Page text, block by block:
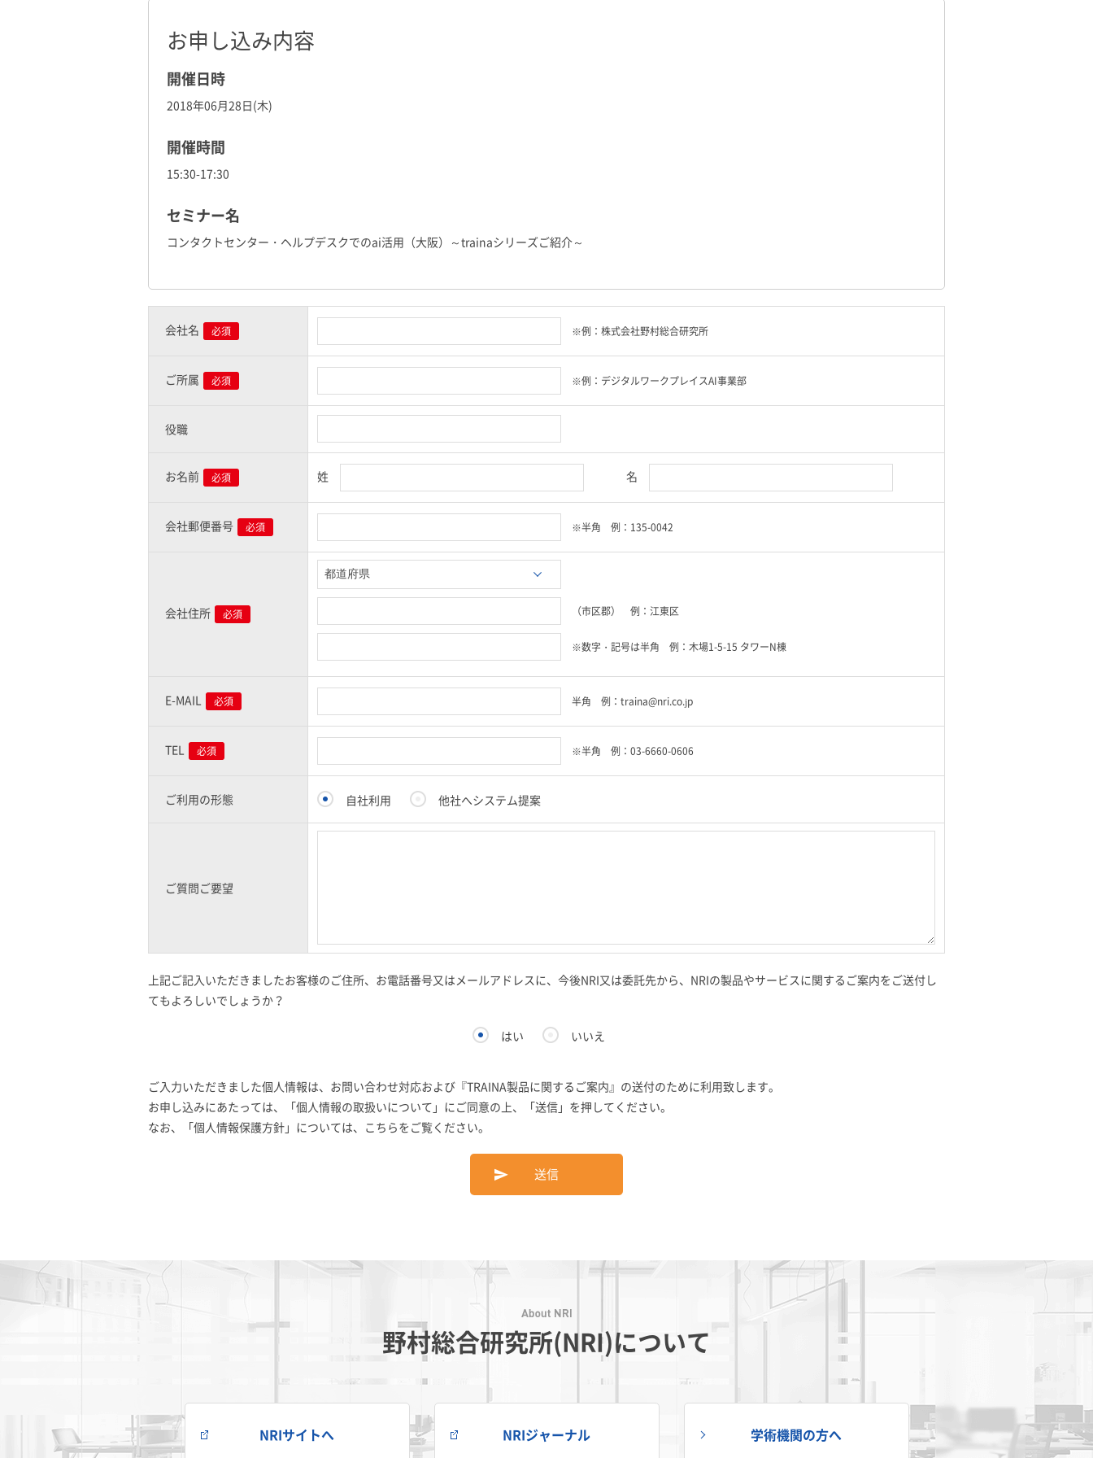
お申し込み内容
開催日時
2018年06月28日(木)
開催時間
15:30-17:30
セミナー名
コンタクトセンター・ヘルプデスクでのai活用（大阪）～trainaシリーズご紹介～
会社名 必須 ※例：株式会社野村総合研究所
ご所属 必須 ※例：デジタルワークプレイスAI事業部
役職
お名前 必須 姓 名
会社郵便番号 必須 ※半角 例：135-0042
会社住所 必須 （市区郡） 例：江東区
※数字・記号は半角 例：木場1-5-15 タワーN棟
E-MAIL 必須 半角 例：traina@nri.co.jp
TEL 必須 ※半角 例：03-6660-0606
ご利用の形態 自社利用 他社へシステム提案
ご質問ご要望
上記ご記入いただきましたお客様のご住所、お電話番号又はメールアドレスに、今後NRI又は委託先から、NRIの製品やサービスに関するご案内をご送付し
てもよろしいでしょうか？
はい いいえ
ご入力いただきました個人情報は、お問い合わせ対応および『TRAINA製品に関するご案内』の送付のために利用致します。
お申し込みにあたっては、「個人情報の取扱いについて 」にご同意の上、「送信」を押してください。
なお、「個人情報保護方針」については、こちらをご覧ください。
送信
野村総合研究所(NRI)について
NRIサイトへ NRIジャーナル 学術機関の方へ